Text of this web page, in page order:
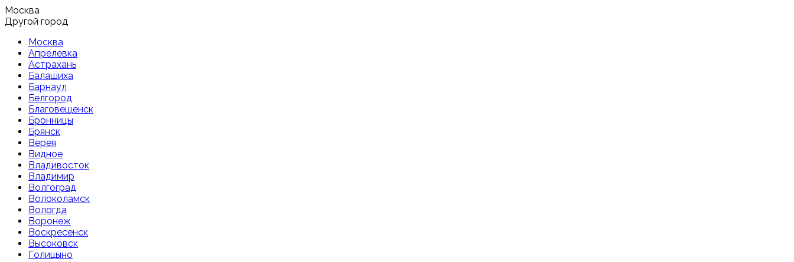
Москва
Другой город
Москва
Апрелевка
Астрахань
Балашиха
Барнаул
Белгород
Благовещенск
Бронницы
Брянск
Верея
Видное
Владивосток
Владимир
Волгоград
Волоколамск
Вологда
Воронеж
Воскресенск
Высоковск
Голицыно